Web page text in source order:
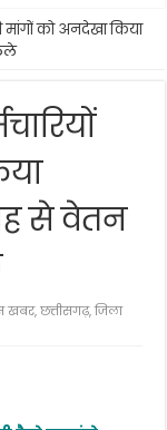
मांगों को अनदेखा किया
से वेतन
खबर,छत्तीसगढ़,जिला